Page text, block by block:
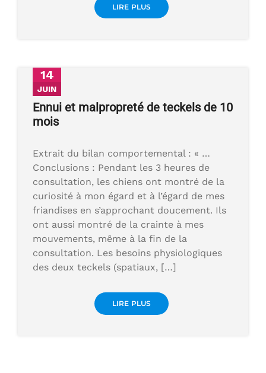
LIRE PLUS
14
JUIN
Ennui et malpropreté de teckels de 10
mois
Extrait du bilan comportemental : « …
Conclusions : Pendant les 3 heures de
consultation, les chiens ont montré de la
curiosité à mon égard et à l’égard de mes
friandises en s’approchant doucement. Ils
ont aussi montré de la crainte à mes
mouvements, même à la fin de la
consultation. Les besoins physiologiques
des deux teckels (spatiaux, […]
LIRE PLUS